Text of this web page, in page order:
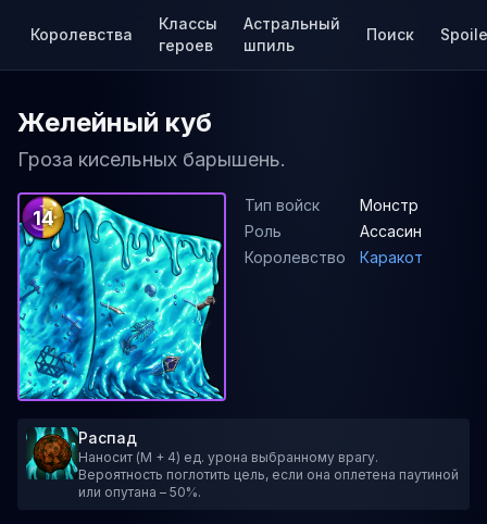
Королевства
Классы
героев
Астральный
шпиль
Поиск
Желейный куб
Гроза кисельных барышень.
14
Тип войск
Монстр
Роль
Ассасин
Королевство
Каракот
Распад
Наносит (M + 4) ед. урона выбранному врагу.
Вероятность поглотить цель, если она оплетена паутиной
или опутана – 50%.